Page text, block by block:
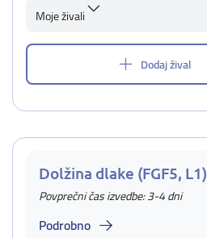
Moje živali
Dodaj žival
Dolžina dlake (FGF5, L1)
Povprečni čas izvedbe: 3-4 dni
Podrobno